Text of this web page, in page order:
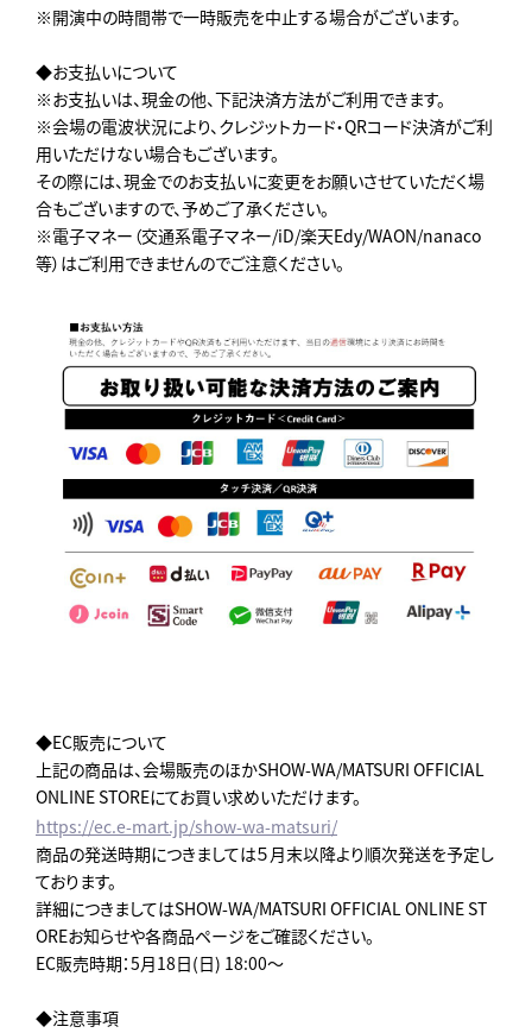
※開演中の時間帯で一時販売を中止する場合がございます。
◆お支払いについて
※お支払いは、現金の他、下記決済方法がご利用できます。
※会場の電波状況により、クレジットカード・QRコード決済がご利
用いただけない場合もございます。
その際には、現金でのお支払いに変更をお願いさせていただく場
合もございますので、予めご了承ください。
※電子マネー（交通系電子マネー/iD/楽天Edy/WAON/nanaco
等）はご利用できませんのでご注意ください。
◆EC販売について
上記の商品は、会場販売のほかSHOW-WA/MATSURI OFFICIAL
ONLINE STOREにてお買い求めいただけます。
https://ec.e-mart.jp/show-wa-matsuri/
商品の発送時期につきましては５月末以降より順次発送を予定し
ております。
詳細につきましてはSHOW-WA/MATSURI OFFICIAL ONLINE ST
OREお知らせや各商品ページをご確認ください。
EC販売時期：5月18日(日) 18:00～
◆注意事項